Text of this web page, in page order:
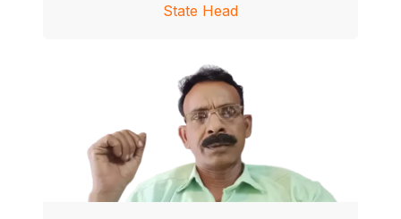
State Head